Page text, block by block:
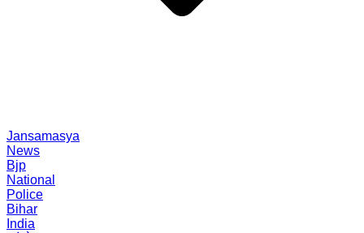
Jansamasya
News
Bjp
National
Police
Bihar
India